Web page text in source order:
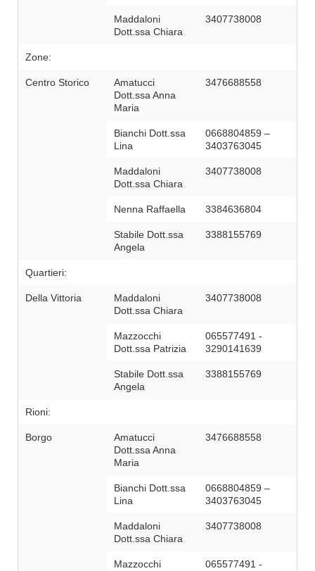
Maddaloni
Dott.ssa Chiara
3407738008
Zone:
Centro Storico
Amatucci
Dott.ssa Anna
Maria
3476688558
Bianchi Dott.ssa
Lina
0668804859 –
3403763045
Maddaloni
Dott.ssa Chiara
3407738008
Nenna Raffaella 3384636804
Stabile Dott.ssa
Angela
3388155769
Quartieri:
Della Vittoria
Maddaloni
Dott.ssa Chiara
3407738008
Mazzocchi
Dott.ssa Patrizia
065577491 -
3290141639
Stabile Dott.ssa
Angela
3388155769
Rioni:
Borgo
Amatucci
Dott.ssa Anna
Maria
3476688558
Bianchi Dott.ssa
Lina
0668804859 –
3403763045
Maddaloni
Dott.ssa Chiara
3407738008
Mazzocchi
065577491 -